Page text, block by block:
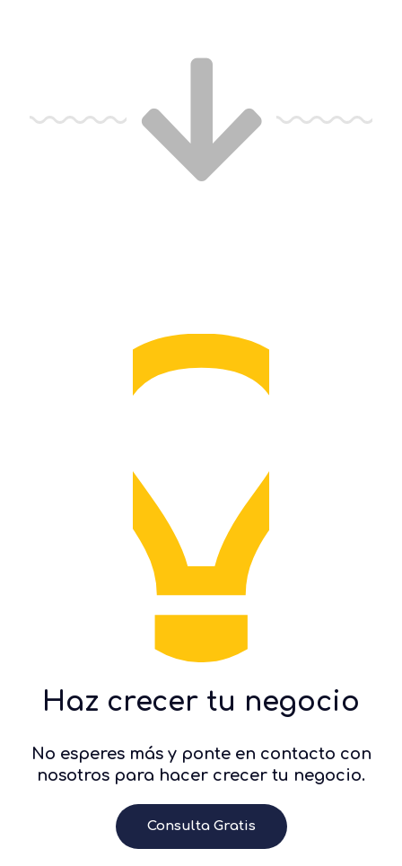
Haz crecer tu negocio
No esperes más y ponte en contacto con
nosotros para hacer crecer tu negocio.
Consulta Gratis